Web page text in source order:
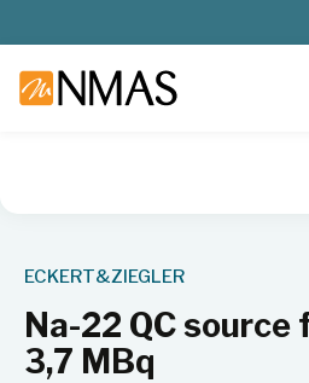
ECKERT&ZIEGLER
Na-22 QC source
3,7 MBq